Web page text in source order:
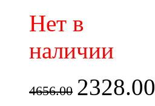
Нет в
наличии
4656.00 2328.00